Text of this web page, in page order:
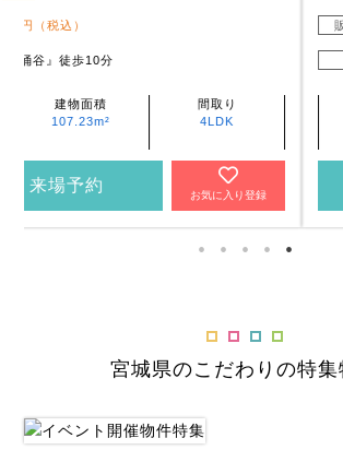
販売価格
交通
土地面積
179.99m²～
建物面積
102.84m²～
資料請求・来場予約
宮城県のこだわりの特集